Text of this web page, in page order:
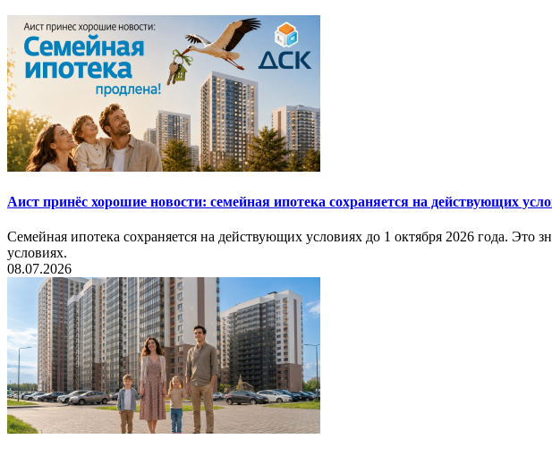
Аист принёс хорошие новости: семейная ипотека сохраняется на действующих
Семейная ипотека сохраняется на действующих условиях до 1 октября 2026 года.
условиях.
08.07.2026